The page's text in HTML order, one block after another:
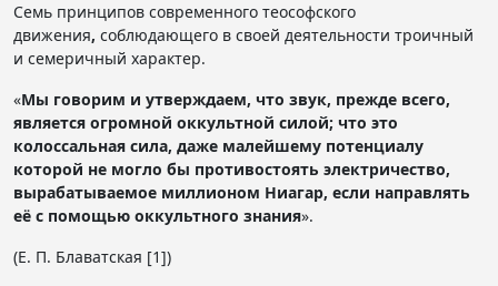
Семь принципов современного теософского
движения, соблюдающего в своей деятельности троичный
и семеричный характер.
«Мы говорим и утверждаем, что звук, прежде всего,
является огромной оккультной силой; что это
колоссальная сила, даже малейшему потенциалу
которой не могло бы противостоять электричество,
вырабатываемое миллионом Ниагар, если направлять
её с помощью оккультного знания».
(Е. П. Блаватская [1])